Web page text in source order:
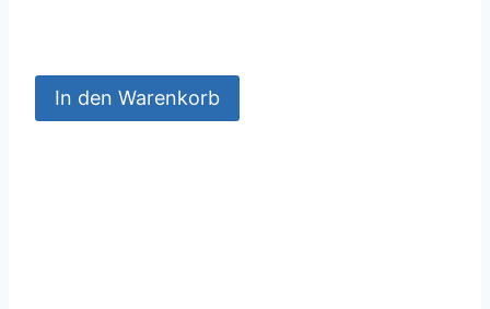
In den Warenkorb